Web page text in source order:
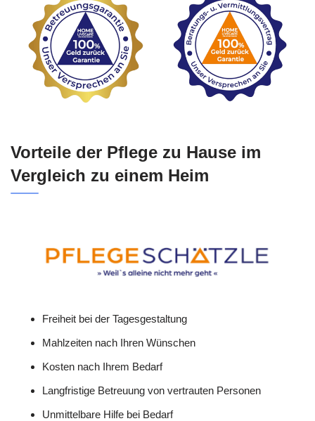
Vorteile der Pflege zu Hause im
Vergleich zu einem Heim
Freiheit bei der Tagesgestaltung
Mahlzeiten nach Ihren Wünschen
Kosten nach Ihrem Bedarf
Langfristige Betreuung von vertrauten Personen
Unmittelbare Hilfe bei Bedarf